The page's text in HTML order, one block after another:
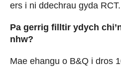
ers i ni ddechrau gyda RCT.
Pa gerrig filltir ydych
nhw?
Mae ehangu o B&Q i dros